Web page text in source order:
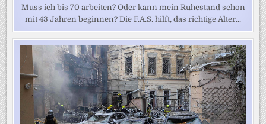
Muss ich bis 70 arbeiten? Oder kann mein Ruhestand schon
mit 43 Jahren beginnen? Die F.A.S. hilft, das richtige Alter...